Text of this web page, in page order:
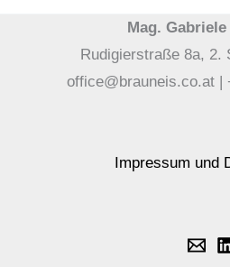
Mag.
Rudigierstraße 8a, 2.
office@brauneis.co.at |
Impressum und